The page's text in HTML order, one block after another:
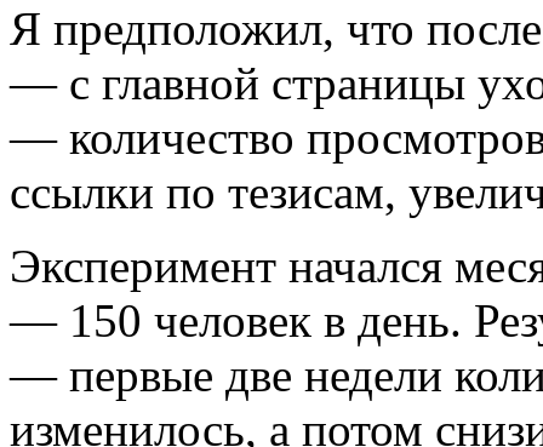
Я предположил, что
— с главной страницы
— количество
ссылки по тезисам,
Эксперимент начался
— 150 человек в день.
— первые две недели
изменилось, а потом